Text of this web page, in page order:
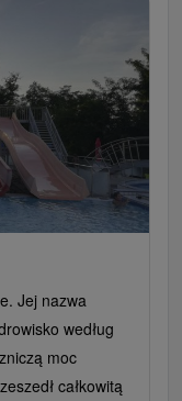
Jazda konna
Miejsca sakralne
Ośrodek narciarski
w przyrodzie
Jej nazwa
według
moc
całkowitą